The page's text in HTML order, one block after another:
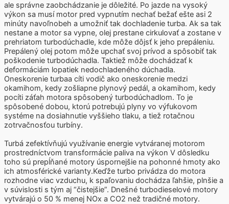
ale správne zaobchádzanie je dôležité. Po jazde na vysoký
výkon sa musí motor pred vypnutím nechať bežať ešte asi 2
minúty navoľnobeh a umožniť tak dochladenie turba. Ak sa tak
nestane a motor sa vypne, olej prestane cirkulovať a zostane v
prehriatom turbodúchadle, kde môže dôjsť k jeho prepáleniu.
Prepálený olej potom môže upchať svoj prívod a spôsobiť tak
poškodenie turbodúchadla. Taktiež môže dochádzať k
deformáciám lopatiek nedochladeného dúchadla.
Oneskorenie turbaa cíti vodič ako oneskorenie medzi
okamihom, kedy zošliapne plynový pedál, a okamihom, kedy
pocíti záťah motora spôsobený turbodúchadlom. To je
spôsobené dobou, ktorú potrebujú plyny vo výfukovom
systéme na dosiahnutie vyššieho tlaku, a tiež rotačnou
zotrvačnosťou turbíny.
Turbá zefektívňujú využívanie energie vytváranej motorom
prostredníctvom transformácie paliva na výkon V dôsledku
toho sú prepĺňané motory úspornejšie na pohonné hmoty ako
ich atmosférické varianty.Keďže turbo privádza do motora
rozhodne viac vzduchu, k spaľovaniu dochádza ľahšie, plnšie a
v súvislosti s tým aj “čistejšie”. Dnešné turbodieselové motory
vytvárajú o 50 % menej NOx a CO2 než tradičné motory.